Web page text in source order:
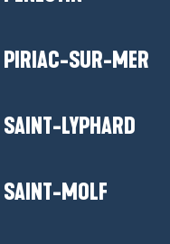
PIRIAC-SUR-MER
SAINT-LYPHARD
SAINT-MOLF
aire arborée, idéale pour